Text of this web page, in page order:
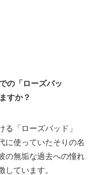
の「ローズバッ
すか？
る「ローズバッド」
に使っていたそりの名
の無垢な過去への憧れ
しています。